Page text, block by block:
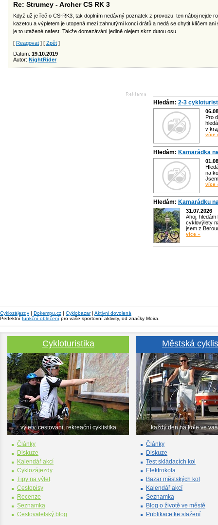
Re: Strumey - Archer CS RK 3
Když už je řeč o CS-RK3, tak doplním nedávný poznatek z provozu: ten náboj nejde
kazetou a výpletem je utopená mezi zahnutými konci drátů a nedá se chytit klíčem
je to utažené nafest. Takže domazávání jedině olejem skrz dutou osu.
[ Reagovat ] [ Zpět ]
Datum: 19.10.2019
Autor: NightRider
Hledám: 2-3
Pro
v
více
Hledám: Kamarádka
na
více
Hledám: Kamarádku
31.07.2026
Ahoj,
cyklovýlety
jsem z
více »
Cyklozájezdy | Dokempu.cz | Cyklobazar| Aktivni dovolená
Perfektní funkční oblečení pro vaše sportovní aktivity, od značky Moira.
Cykloturistika
výlety, cestování, rekreační cyklistika
Články
Diskuze
Kalendář akcí
Cyklozájezdy
Tipy na výlet
Cestopisy
Recenze
Seznamka
Cestovatelský blog
Městská
každý den na kole ve
Články
Diskuze
Test skládacích kol
Elektrokola
Bazar městských kol
Kalendář akcí
Seznamka
Blog o životě ve městě
Publikace ke stažení